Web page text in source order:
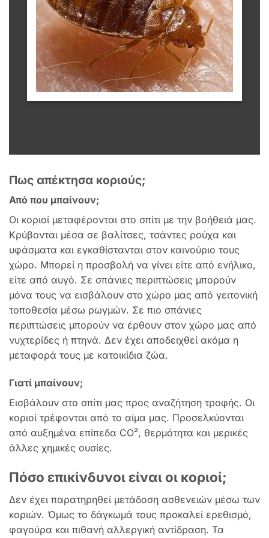
Πως απέκτησα κοριούς;
Από που μπαίνουν;
Οι κοριοί μεταφέρονται στο σπίτι με την βοήθειά μας.
Κρύβονται μέσα σε βαλίτσες, τσάντες ρούχα και
υφάσματα και εγκαθίστανται στον καινούριο τους
χώρο. Μπορεί η προσβολή να γίνει είτε από ενήλικο,
είτε από αυγό. Σε σπάνιες περιπτώσεις μπορούν
μόνα τους να εισβάλουν στο χώρο μας από γειτονική
τοποθεσία μέσω ρωγμών. Σε πιο σπάνιες
περιπτώσεις μπορούν να έρθουν στον χώρο μας από
νυχτερίδες ή πτηνά. Δεν έχει αποδειχθεί ακόμα η
μεταφορά τους με κατοικίδια ζώα.
Γιατί μπαίνουν;
Εισβάλουν στο σπίτι μας προς αναζήτηση τροφής. Οι
κοριοί τρέφονται από το αίμα μας. Προσελκύονται
από αυξημένα επίπεδα CO², θερμότητα και μερικές
άλλες χημικές ουσίες.
Πόσο επικίνδυνοι είναι οι κοριοί;
Δεν έχει παρατηρηθεί μετάδοση ασθενειών μέσω των
κοριών. Όμως το δάγκωμά τους προκαλεί ερεθισμό,
φαγούρα και πιθανή αλλεργική αντίδραση. Τα